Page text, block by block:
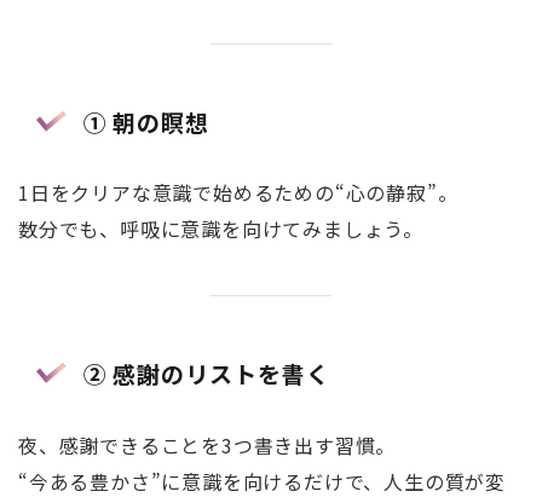
① 朝の瞑想
1日をクリアな意識で始めるための“心の静寂”。
数分でも、呼吸に意識を向けてみましょう。
② 感謝のリストを書く
夜、感謝できることを3つ書き出す習慣。
“今ある豊かさ”に意識を向けるだけで、人生の質が変